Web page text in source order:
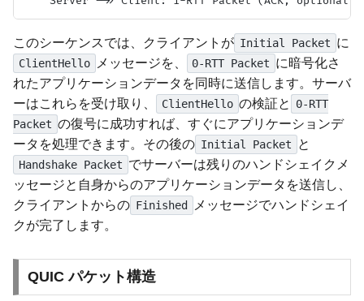
このシーケンスでは、クライアントが Initial Packet に
ClientHello メッセージを、 0-RTT Packet に暗号化さ
れたアプリケーションデータを同時に送信します。サーバ
ーはこれらを受け取り、
ClientHello の検証と
0-RTT
Packet の復号に成功すれば、すぐにアプリケーションデ
ータを処理できます。その後の Initial Packet と
Handshake Packet でサーバーは残りのハンドシェイクメ
ッセージと自身からのアプリケーションデータを送信し、
クライアントからの Finished
メッセージでハンドシェイ
クが完了します。
QUIC パケット構造